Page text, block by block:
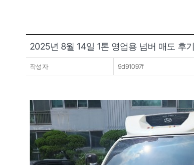
2025년 8월 14일 1톤 영업용 넘버 매도 후기
작성자 9d91097f